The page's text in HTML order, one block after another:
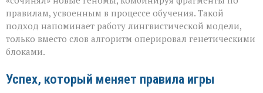
правилам, усвоенным в процессе обучения. Такой
подход напоминает работу лингвистической модели,
только вместо слов алгоритм оперировал генетическими
блоками.
Успех, который меняет правила игры